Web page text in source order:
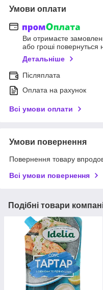
Умови оплати
Ви отримаєте
або гроші повернуться
Детальніше
Післяплата
Оплата на рахунок
Всі умови оплати
Умови повернення
Повернення товару
Всі умови повернення
Подібні товари